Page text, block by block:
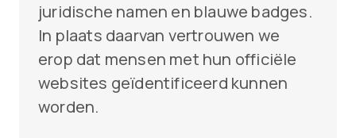
juridische namen en blauwe badges.
In plaats daarvan vertrouwen we
erop dat mensen met hun officiële
websites geïdentificeerd kunnen
worden.